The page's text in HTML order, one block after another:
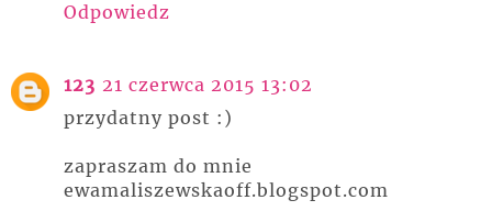
Odpowiedz
123 21 czerwca 2015 13:02
przydatny post :)
zapraszam do mnie
ewamaliszewskaoff.blogspot.com